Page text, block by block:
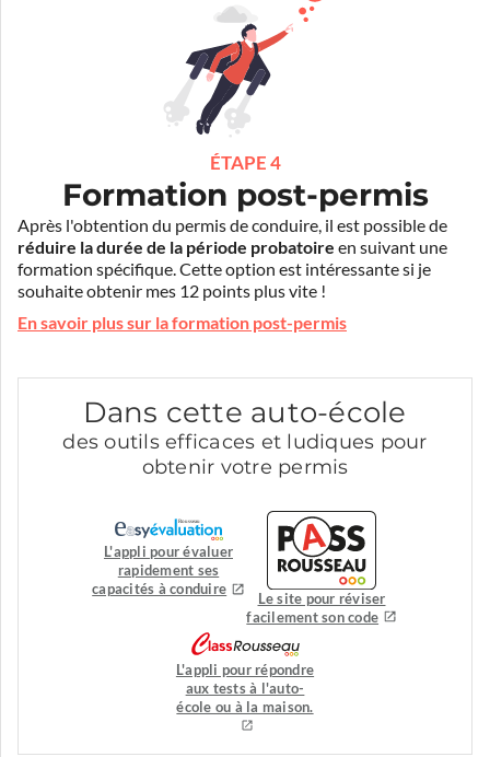
ÉTAPE 4
Formation post-permis
Après l'obtention du permis de conduire, il est possible de
réduire la durée de la période probatoire en suivant une
formation spécifique. Cette option est intéressante si je
souhaite obtenir mes 12 points plus vite !
En savoir plus sur la formation post-permis
Dans cette auto-école
des outils efficaces et ludiques pour
obtenir votre permis
L'appli pour évaluer
rapidement ses
capacités à conduire
Le site pour réviser
facilement son code
L'appli pour répondre
aux tests à l'auto-
école ou à la maison.